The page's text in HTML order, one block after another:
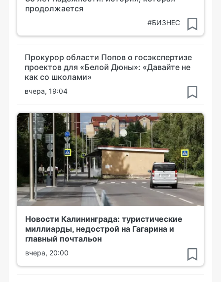
продолжается
#БИЗНЕС
Прокурор области Попов о госэкспертизе
проектов для «Белой Дюны»: «Давайте не
как со школами»
вчера, 19:04
Новости Калининграда: туристические
миллиарды, недострой на Гагарина и
главный почтальон
вчера, 20:00